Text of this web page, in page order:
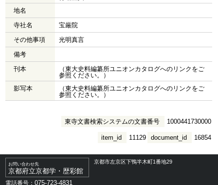
地名
寺社名
宝厳院
その他事項
光明真言
備考
刊本
（東大史料編纂所ユニオンカタログへのリンクをご
参照ください。）
影写本
（東大史料編纂所ユニオンカタログへのリンクをご
参照ください。）
東寺文書検索システムの文書番号 1000441730000
document_id 16854
item_id 11129
お問い合わせ先
京都府立京都学・歴彩館
京都市左京区下鴨半木町1番地29
電話番号：075-723-4831